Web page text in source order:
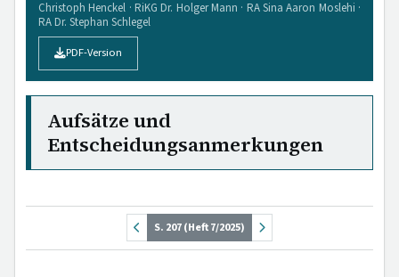
Christoph Henckel · RiKG Dr. Holger Mann · RA Sina Aaron Moslehi ·
RA Dr. Stephan Schlegel
PDF-Version
Aufsätze und
Entscheidungsanmerkungen
S. 207 (Heft 7/2025)